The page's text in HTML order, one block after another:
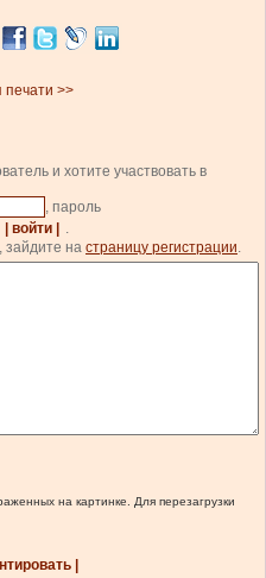
печати >>
и хотите участвовать в
, пароль
| войти |
.
зайдите на страницу регистрации.
на картинке. Для перезагрузки
|